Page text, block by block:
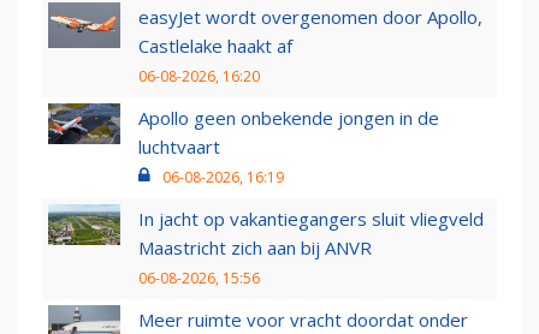
easyJet wordt overgenomen door Apollo,
Castlelake haakt af
06-08-2026, 16:20
Apollo geen onbekende jongen in de
luchtvaart
06-08-2026, 16:19
In jacht op vakantiegangers sluit vliegveld
Maastricht zich aan bij ANVR
06-08-2026, 15:56
Meer ruimte voor vracht doordat onder